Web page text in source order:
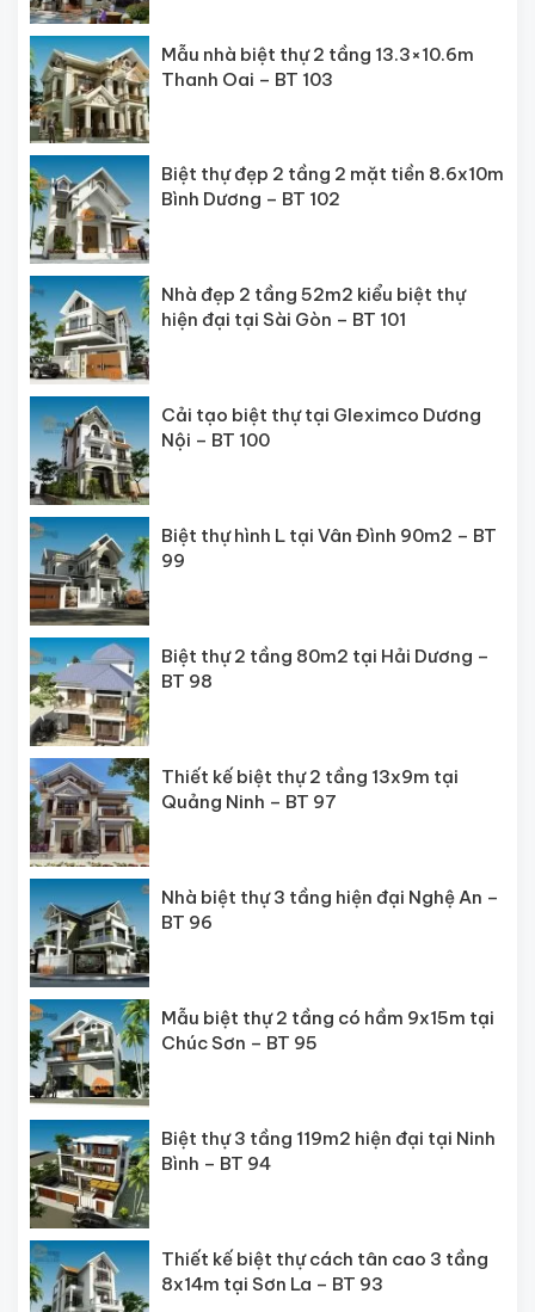
Mẫu nhà biệt thự 2 tầng 13.3×10.6m
Thanh Oai – BT 103
Biệt thự đẹp 2 tầng 2 mặt tiền 8.6x10m
Bình Dương – BT 102
Nhà đẹp 2 tầng 52m2 kiểu biệt thự
hiện đại tại Sài Gòn – BT 101
Cải tạo biệt thự tại Gleximco Dương
Nội – BT 100
Biệt thự hình L tại Vân Đình 90m2 – BT
99
Biệt thự 2 tầng 80m2 tại Hải Dương –
BT 98
Thiết kế biệt thự 2 tầng 13x9m tại
Quảng Ninh – BT 97
Nhà biệt thự 3 tầng hiện đại Nghệ An –
BT 96
Mẫu biệt thự 2 tầng có hầm 9x15m tại
Chúc Sơn – BT 95
Biệt thự 3 tầng 119m2 hiện đại tại Ninh
Bình – BT 94
Thiết kế biệt thự cách tân cao 3 tầng
8x14m tại Sơn La – BT 93